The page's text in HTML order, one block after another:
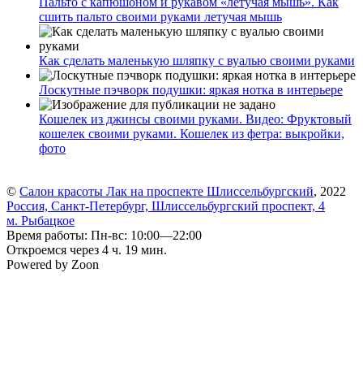
сшить пальто своими руками летучая мышь
Как сделать маленькую шляпку с вуалью своими руками
Лоскутные пэчворк подушки: яркая нотка в интерьере
Кошелек из джинсы своими руками. Видео: Фруктовый
кошелек своими руками. Кошелек из фетра: выкройки,
фото
© Салон красоты Лак на проспекте Шлиссельбургский, 2022
Россия, Санкт-Петербург, Шлиссельбургский проспект, 4
м. Рыбацкое
Время работы: Пн-вс: 10:00—22:00
Откроемся через 4 ч. 19 мин.
Powered by Zoon